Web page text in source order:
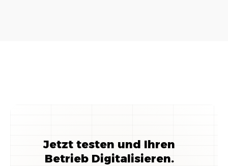
Jetzt testen und Ihren
Betrieb Digitalisieren.